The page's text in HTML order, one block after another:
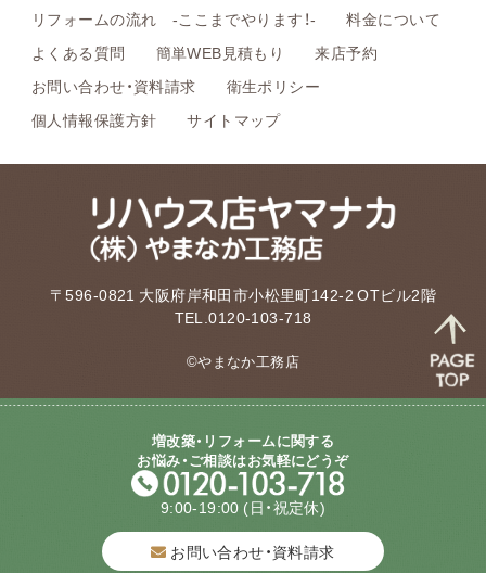
リフォームの流れ -ここまでやります！-
料金について
よくある質問
簡単WEB見積もり
来店予約
お問い合わせ・資料請求
衛生ポリシー
個人情報保護方針
サイトマップ
〒596-0821 大阪府岸和田市小松里町142-2 OTビル2階
TEL.0120-103-718
©やまなか工務店
増改築・リフォームに関する
お悩み・ご相談はお気軽にどうぞ
9:00-19:00 (日・祝定休)
お問い合わせ・資料請求